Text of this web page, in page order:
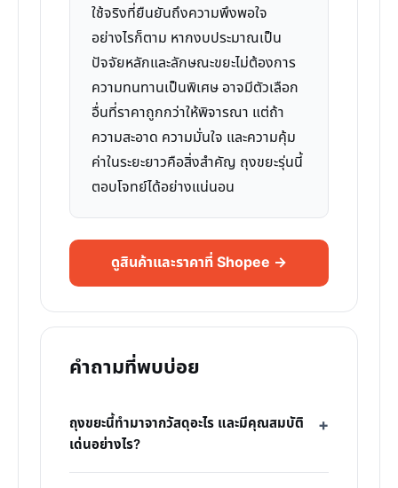
ใช้จริงที่ยืนยันถึงความพึงพอใจ
อย่างไรก็ตาม หากงบประมาณเป็น
ปัจจัยหลักและลักษณะขยะไม่ต้องการ
ความทนทานเป็นพิเศษ อาจมีตัวเลือก
อื่นที่ราคาถูกกว่าให้พิจารณา แต่ถ้า
ความสะอาด ความมั่นใจ และความคุ้ม
ค่าในระยะยาวคือสิ่งสำคัญ ถุงขยะรุ่นนี้
ตอบโจทย์ได้อย่างแน่นอน
ดูสินค้าและราคาที่ Shopee →
คำถามที่พบบ่อย
ถุงขยะนี้ทำมาจากวัสดุอะไร และมีคุณสมบัติ
เด่นอย่างไร?